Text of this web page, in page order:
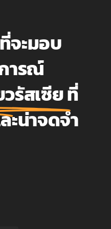
จะมอบ
ารณ์
รัสเซียที่
น่าจดจำ